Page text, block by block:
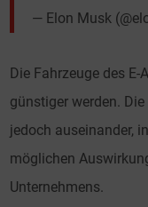
— Elon Musk
Die Fahrzeuge des
günstiger werden.
jedoch auseinander,
möglichen
Unternehmens.